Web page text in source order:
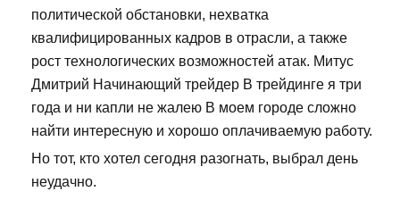
политической обстановки, нехватка
квалифицированных кадров в отрасли, а также
рост технологических возможностей атак. Митус
Дмитрий Начинающий трейдер В трейдинге я три
года и ни капли не жалею В моем городе сложно
найти интересную и хорошо оплачиваемую работу.
Но тот, кто хотел сегодня разогнать, выбрал день
неудачно.